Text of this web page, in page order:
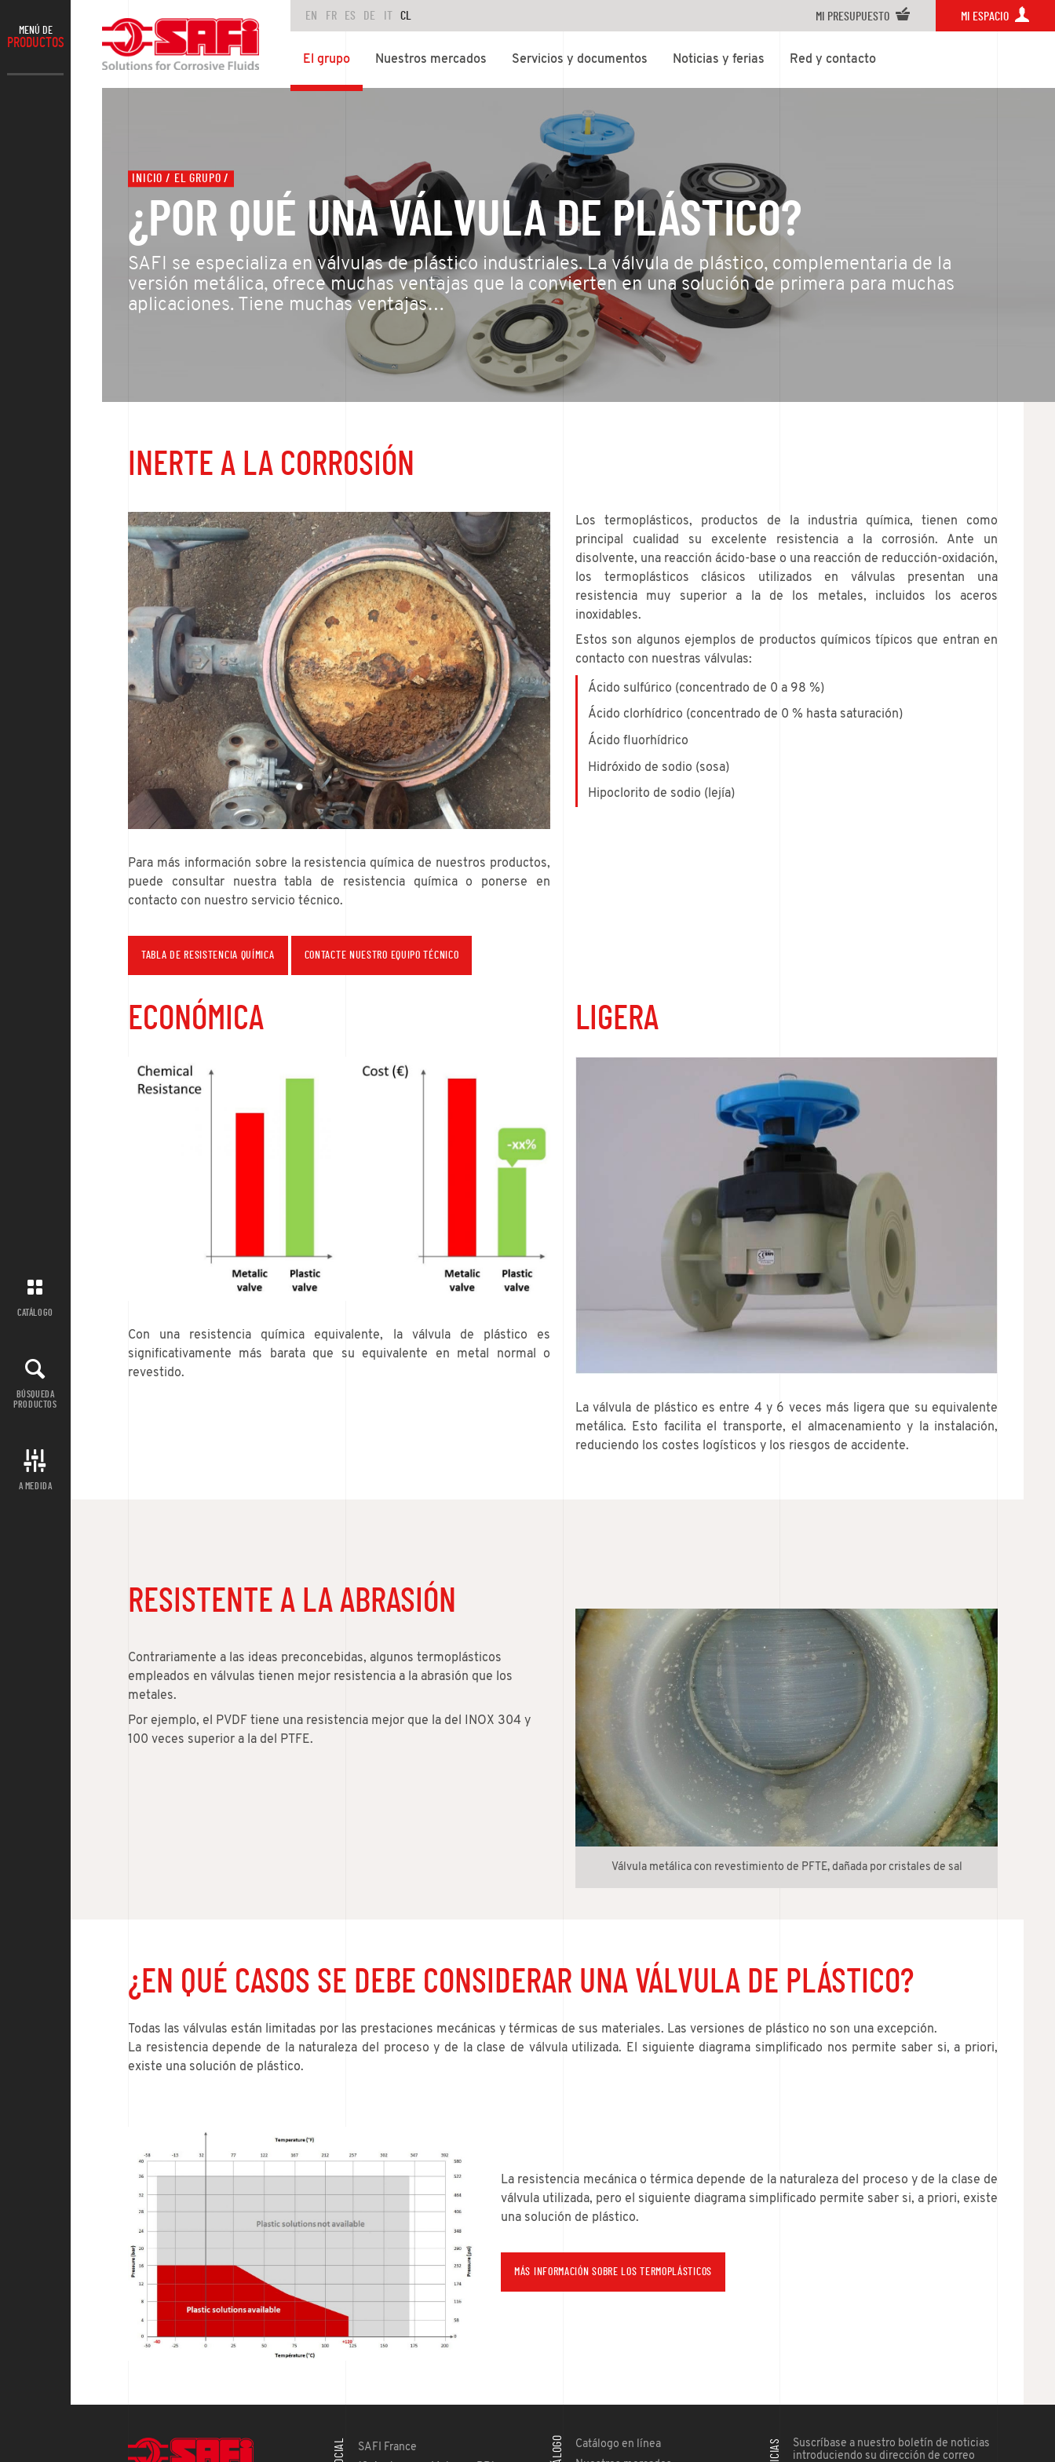
MENÚ DE
PRODUCTOS
CATÁLOGO
BÚSQUEDA
PRODUCTOS
A MEDIDA
EN FR ES DE IT CL MI PRESUPUESTO MI ESPACIO
El grupo Nuestros mercados Servicios y documentos Noticias y ferias Red y contacto
INICIO EL GRUPO
¿POR QUÉ UNA VÁLVULA DE PLÁSTICO?
SAFI se especializa en válvulas de plástico industriales. La válvula de plástico, complementaria de la
versión metálica, ofrece muchas ventajas que la convierten en una solución de primera para muchas
aplicaciones. Tiene muchas ventajas…
INERTE A LA CORROSIÓN
Para más información sobre la resistencia química de nuestros productos,
puede consultar nuestra tabla de resistencia química o ponerse en
contacto con nuestro servicio técnico.
TABLA DE RESISTENCIA QUÍMICA CONTACTE NUESTRO EQUIPO TÉCNICO
Los termoplásticos, productos de la industria química, tienen como
principal cualidad su excelente resistencia a la corrosión. Ante un
disolvente, una reacción ácido-base o una reacción de reducción-oxidación,
los termoplásticos clásicos utilizados en válvulas presentan una
resistencia muy superior a la de los metales, incluidos los aceros
inoxidables.
Estos son algunos ejemplos de productos químicos típicos que entran en
contacto con nuestras válvulas:
Ácido sulfúrico (concentrado de 0 a 98 %)
Ácido clorhídrico (concentrado de 0 % hasta saturación)
Ácido fluorhídrico
Hidróxido de sodio (sosa)
Hipoclorito de sodio (lejía)
ECONÓMICA
Con una resistencia química equivalente, la válvula de plástico es
significativamente más barata que su equivalente en metal normal o
revestido.
LIGERA
La válvula de plástico es entre 4 y 6 veces más ligera que su equivalente
metálica. Esto facilita el transporte, el almacenamiento y la instalación,
reduciendo los costes logísticos y los riesgos de accidente.
RESISTENTE A LA ABRASIÓN
Contrariamente a las ideas preconcebidas, algunos termoplásticos
empleados en válvulas tienen mejor resistencia a la abrasión que los
metales.
Por ejemplo, el PVDF tiene una resistencia mejor que la del INOX 304 y
100 veces superior a la del PTFE.
Válvula metálica con revestimiento de PFTE, dañada por cristales de sal
¿EN QUÉ CASOS SE DEBE CONSIDERAR UNA VÁLVULA DE PLÁSTICO?
Todas las válvulas están limitadas por las prestaciones mecánicas y térmicas de sus materiales. Las versiones de plástico no son una excepción.
La resistencia depende de la naturaleza del proceso y de la clase de válvula utilizada. El siguiente diagrama simplificado nos permite saber si, a priori,
existe una solución de plástico.
La resistencia mecánica o térmica depende de la naturaleza del proceso y de la clase de
válvula utilizada, pero el siguiente diagrama simplificado permite saber si, a priori, existe
una solución de plástico.
MÁS INFORMACIÓN SOBRE LOS TERMOPLÁSTICOS
SAFI France
Catálogo en línea
Suscríbase a nuestro boletín de noticias
introduciendo su dirección de correo